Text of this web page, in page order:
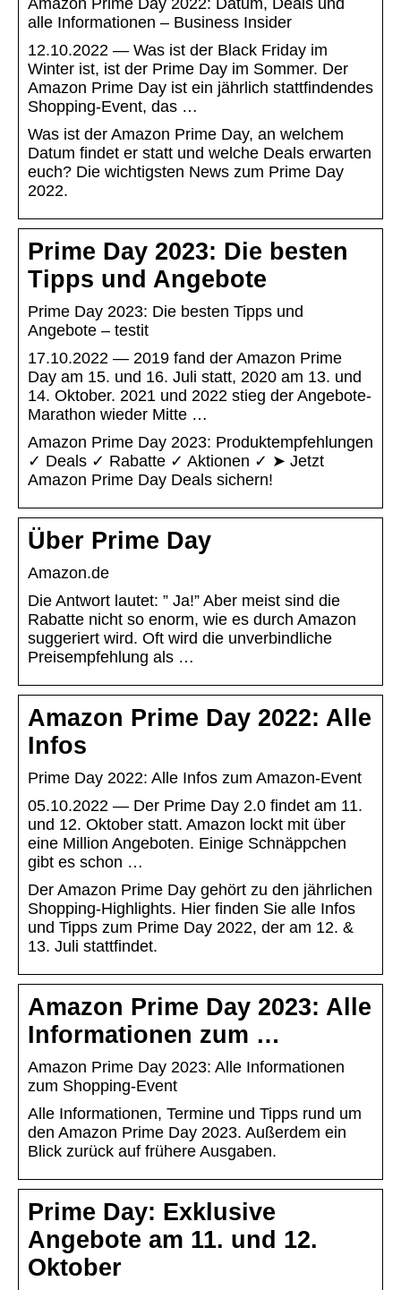
Amazon Prime Day 2022: Datum, Deals und
alle Informationen – Business Insider
12.10.2022 — Was ist der Black Friday im
Winter ist, ist der Prime Day im Sommer. Der
Amazon Prime Day ist ein jährlich stattfindendes
Shopping-Event, das …
Was ist der Amazon Prime Day, an welchem
Datum findet er statt und welche Deals erwarten
euch? Die wichtigsten News zum Prime Day
2022.
Prime Day 2023: Die besten
Tipps und Angebote
Prime Day 2023: Die besten Tipps und
Angebote – testit
17.10.2022 — 2019 fand der Amazon Prime
Day am 15. und 16. Juli statt, 2020 am 13. und
14. Oktober. 2021 und 2022 stieg der Angebote-
Marathon wieder Mitte …
Amazon Prime Day 2023: Produktempfehlungen
✓ Deals ✓ Rabatte ✓ Aktionen ✓ ➤ Jetzt
Amazon Prime Day Deals sichern!
Über Prime Day
Amazon.de
Die Antwort lautet: ” Ja!” Aber meist sind die
Rabatte nicht so enorm, wie es durch Amazon
suggeriert wird. Oft wird die unverbindliche
Preisempfehlung als …
Amazon Prime Day 2022: Alle
Infos
Prime Day 2022: Alle Infos zum Amazon-Event
05.10.2022 — Der Prime Day 2.0 findet am 11.
und 12. Oktober statt. Amazon lockt mit über
eine Million Angeboten. Einige Schnäppchen
gibt es schon …
Der Amazon Prime Day gehört zu den jährlichen
Shopping-Highlights. Hier finden Sie alle Infos
und Tipps zum Prime Day 2022, der am 12. &
13. Juli stattfindet.
Amazon Prime Day 2023: Alle
Informationen zum …
Amazon Prime Day 2023: Alle Informationen
zum Shopping-Event
Alle Informationen, Termine und Tipps rund um
den Amazon Prime Day 2023. Außerdem ein
Blick zurück auf frühere Ausgaben.
Prime Day: Exklusive
Angebote am 11. und 12.
Oktober